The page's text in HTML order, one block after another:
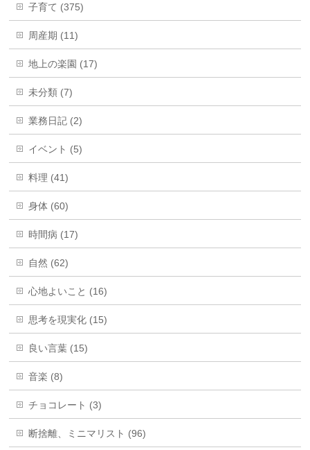
子育て (375)
周産期 (11)
地上の楽園 (17)
未分類 (7)
業務日記 (2)
イベント (5)
料理 (41)
身体 (60)
時間病 (17)
自然 (62)
心地よいこと (16)
思考を現実化 (15)
良い言葉 (15)
音楽 (8)
チョコレート (3)
断捨離、ミニマリスト (96)